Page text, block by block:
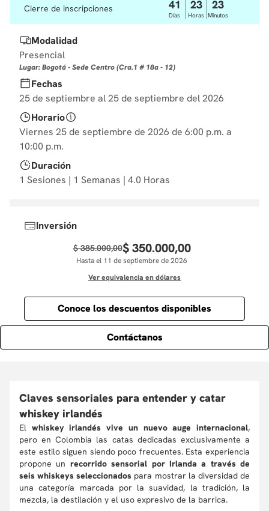
derecho
Cierre de inscripciones 41
Días
23
Horas
23
Minutos
Modalidad
Presencial
Lugar: Bogotá - Sede Centro (Cra.1 # 18a - 12)
Fechas
25 de septiembre al 25 de septiembre del 2026
Horario
Viernes 25 de septiembre de 2026 de 6:00 p.m. a
10:00 p.m.
Duración
1 Sesiones | 1 Semanas | 4.0 Horas
Inversión
$ 385.000,00$ 350.000,00
Hasta el 11 de septiembre de 2026
Ver equivalencia en dólares
Conoce los descuentos disponibles
Contáctanos
Claves sensoriales para entender y catar
whiskey irlandés
El whiskey irlandés vive un nuevo auge internacional,
pero en Colombia las catas dedicadas exclusivamente a
este estilo siguen siendo poco frecuentes. Esta experiencia
propone un recorrido sensorial por Irlanda a través de
seis whiskeys seleccionados para mostrar la diversidad de
una categoría marcada por la suavidad, la tradición, la
mezcla, la destilación y el uso expresivo de la barrica.